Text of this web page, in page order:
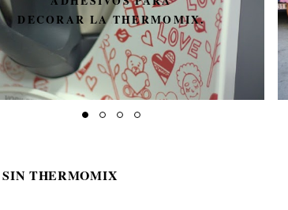
DECORAR LA THERMOMIX.
THERMOMIX